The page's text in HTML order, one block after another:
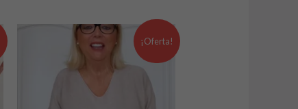
¡Oferta!
precio
original
19,99 €.
El
precio
13,99 €.